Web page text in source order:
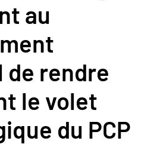
au
de rendre
le volet
du PCP